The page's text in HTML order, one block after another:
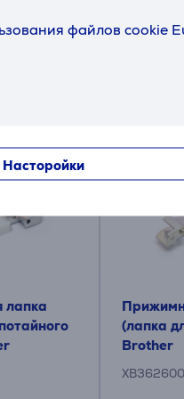
файлов cookie
Насторойки
(4 шт.), держатель
лапка
(лапка
Brother